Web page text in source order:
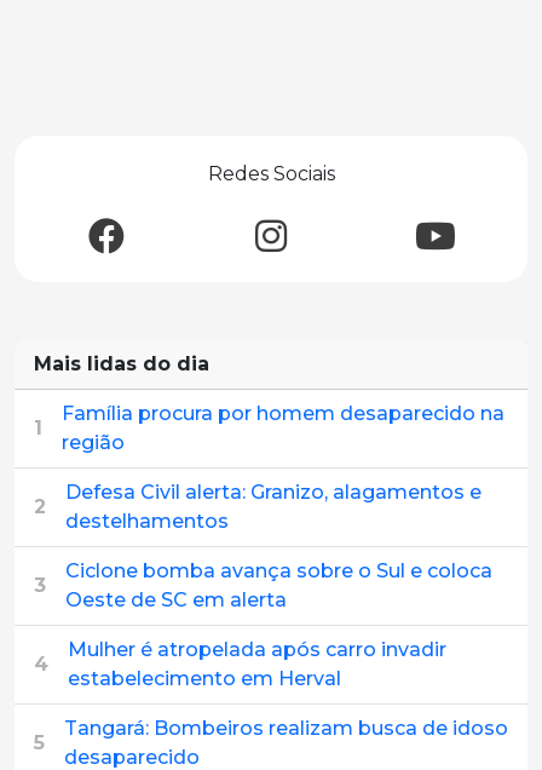
Redes Sociais
Mais lidas do dia
1
Família procura por homem desaparecido na
região
2
Defesa Civil alerta: Granizo, alagamentos e
destelhamentos
3
Ciclone bomba avança sobre o Sul e coloca
Oeste de SC em alerta
4
Mulher é atropelada após carro invadir
estabelecimento em Herval
5
Tangará: Bombeiros realizam busca de idoso
desaparecido